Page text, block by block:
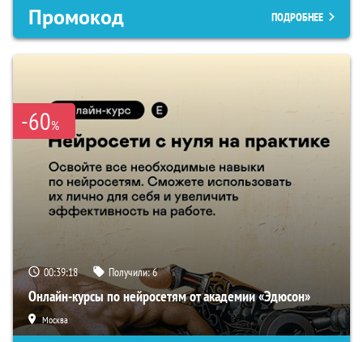
Промокод ПОДРОБНЕЕ
-60%
00:39:17 Получили:6
Онлайн-курсы по нейросетям от академии «Эдюсон»
Москва